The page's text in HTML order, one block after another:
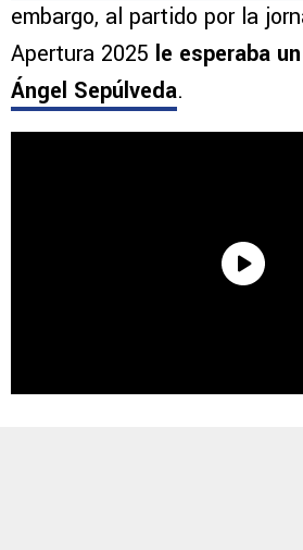
embargo, al partido por la
Apertura 2025 le esperaba
Ángel Sepúlveda.